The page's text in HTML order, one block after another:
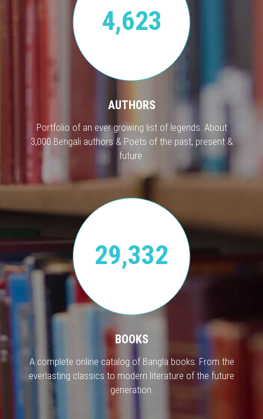
4,623
AUTHORS
Portfolio of an ever growing list of legends. About
3,000 Bengali authors & Poets of the past, present &
future.
29,332
BOOKS
A complete online catalog of Bangla books. From the
everlasting classics to modern literature of the future
generation.